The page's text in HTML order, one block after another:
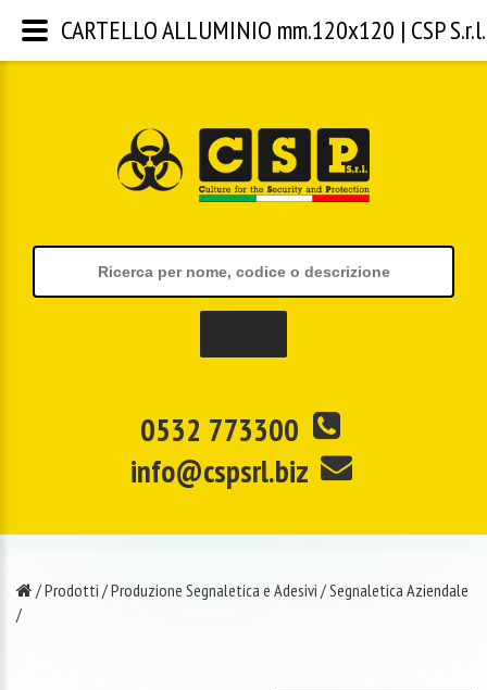
0532 773300
info@cspsrl.biz
/Prodotti /Produzione Segnaletica e Adesivi /Segnaletica Aziendale
/
CARTELLO ALLUMINIO mm.120x120 | CSP S.r.l.